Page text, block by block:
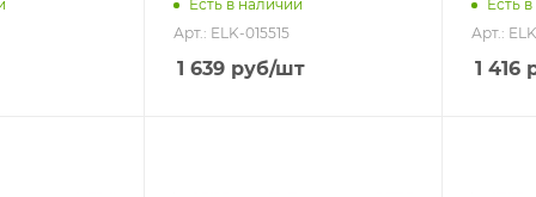
Есть в наличии
Арт.: ELK-015515
1 639 руб/шт
Есть
Арт.:
1 416